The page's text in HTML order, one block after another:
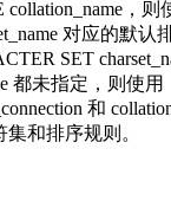
，则
对应的默认
SET
都未指定，则使用
和
和排序规则。